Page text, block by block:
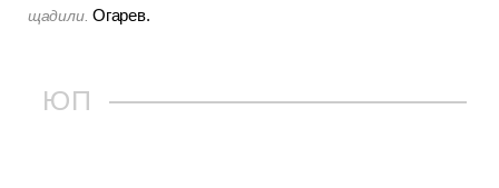
щадили. Огарев.
ЮП